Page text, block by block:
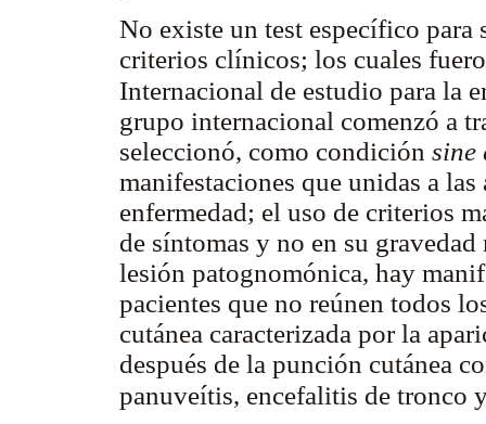
No existe un test específico para
criterios clínicos; los cuales
Internacional de estudio para la
grupo internacional comenzó a
seleccionó, como condición sine
manifestaciones que unidas a
enfermedad; el uso de criterios
de síntomas y no en su
lesión patognomónica, hay
pacientes que no reúnen todos
cutánea caracterizada por la
después de la punción cutánea
panuveítis, encefalitis de tronco